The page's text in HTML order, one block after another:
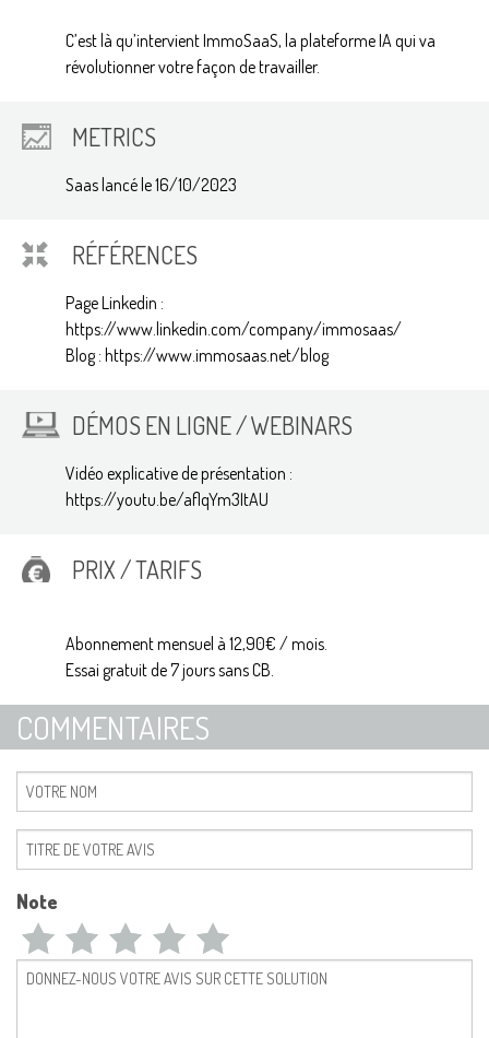
C’est là qu’intervient ImmoSaaS, la plateforme IA qui va
révolutionner votre façon de travailler.
METRICS
Saas lancé le 16/10/2023
RÉFÉRENCES
Page Linkedin :
https://www.linkedin.com/company/immosaas/
Blog : https://www.immosaas.net/blog
DÉMOS EN LIGNE / WEBINARS
Vidéo explicative de présentation :
https://youtu.be/aflqYm3ItAU
PRIX / TARIFS
Abonnement mensuel à 12,90€ / mois.
Essai gratuit de 7 jours sans CB.
COMMENTAIRES
Note